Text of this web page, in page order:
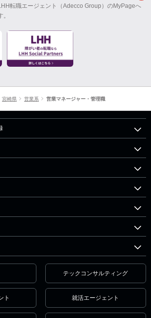
転職エージェント（Adecco Group）のMyPageへ
宮崎県 営業系 営業マネージャー・管理職
テックコンサルティング
ト 就活エージェント